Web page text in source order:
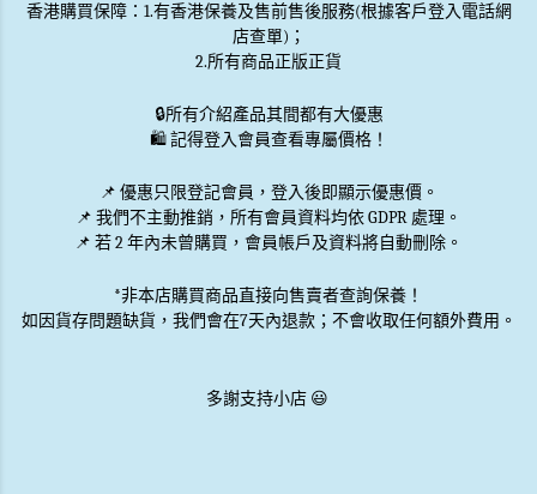
香港購買保障：1.有香港保養及售前售後服務(根據客戶登入電話網
店查單)；
2.所有商品正版正貨
🔒所有介紹產品其間都有大優惠
🛍️ 記得登入會員查看專屬價格！
📌 優惠只限登記會員 ，登入後即顯示優惠價。
📌 我們不主動推銷 ，所有會員資料均依 GDPR 處理。
📌 若 2 年內未曾購買，會員帳戶及資料將自動刪除。
*非本店購買商品直接向售賣者查詢保養！
如因貨存問題缺貨，我們會在7天內退款；不會收取任何額外費用。
多謝支持小店 😃